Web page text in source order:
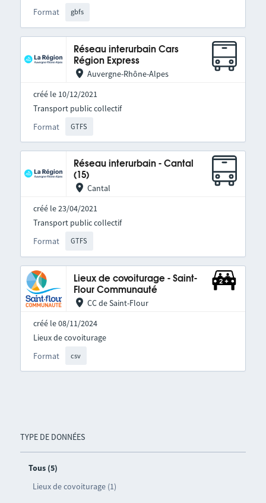
TYPE DE DONNÉES
Tous (5)
Lieux de covoiturage (1)
Format gbfs
Réseau interurbain Cars
Région Express
Auvergne-Rhône-Alpes
créé le 10/12/2021
Format GTFS
Transport public collectif
Réseau interurbain - Cantal
(15)
Cantal
créé le 23/04/2021
Format GTFS
Transport public collectif
Lieux de covoiturage - Saint-
Flour Communauté
CC de Saint-Flour
créé le 08/11/2024
Format csv
Lieux de covoiturage